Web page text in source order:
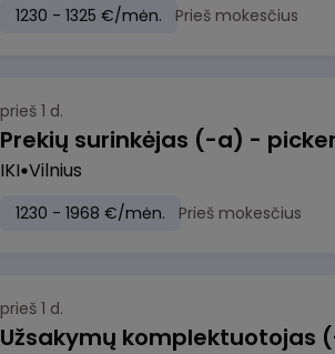
1230 - 1325 €/mėn. Prieš mokesčius
prieš 1 d.
IKI Vilnius
1230 - 1968 €/mėn. Prieš mokesčius
prieš 1 d.